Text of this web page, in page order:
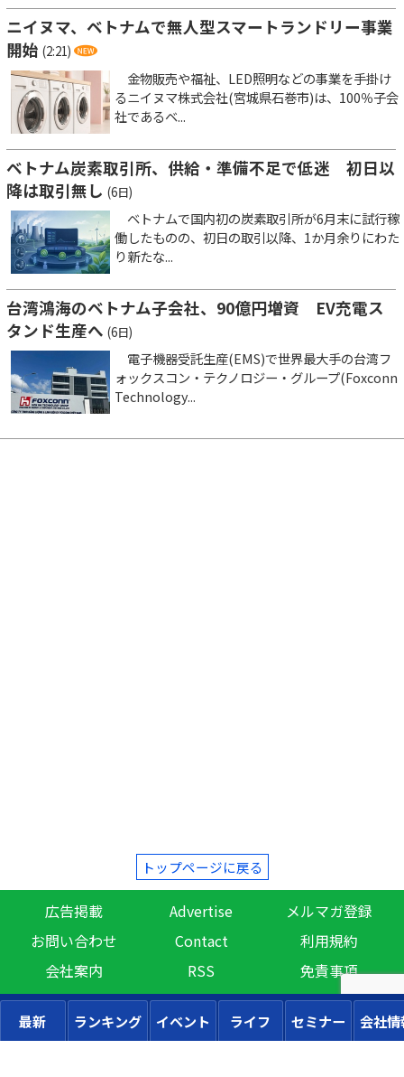
ニイヌマ、ベトナムで無人型スマートランドリー事業
開始 (2:21)
金物販売や福祉、LED照明などの事業を手掛け
るニイヌマ株式会社(宮城県石巻市)は、100％子会
社であるベ...
ベトナム炭素取引所、供給・準備不足で低迷 初日以
降は取引無し (6日)
ベトナムで国内初の炭素取引所が6月末に試行稼
働したものの、初日の取引以降、1か月余りにわた
り新たな...
台湾鴻海のベトナム子会社、90億円増資 EV充電ス
タンド生産へ (6日)
電子機器受託生産(EMS)で世界最大手の台湾フ
ォックスコン・テクノロジー・グループ(Foxconn
Technology...
トップページに戻る
広告掲載 Advertise
メルマガ登録
お問い合わせ
Contact
利用規約
会社案内
RSS 免責事項
最新 ランキング イベント ライフ セミナー 会社